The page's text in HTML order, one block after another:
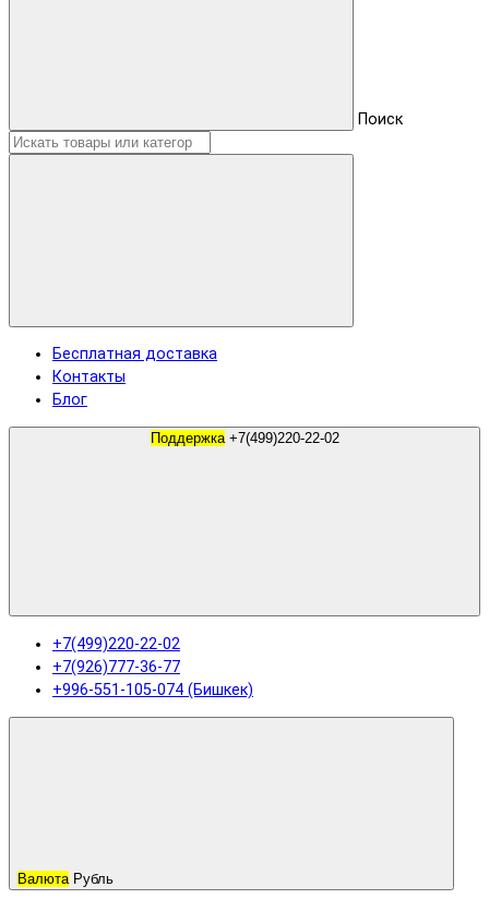
Поиск
Бесплатная доставка
Контакты
Блог
Поддержка +7(499)220-22-02
+7(499)220-22-02
+7(926)777-36-77
+996-551-105-074 (Бишкек)
Валюта Рубль